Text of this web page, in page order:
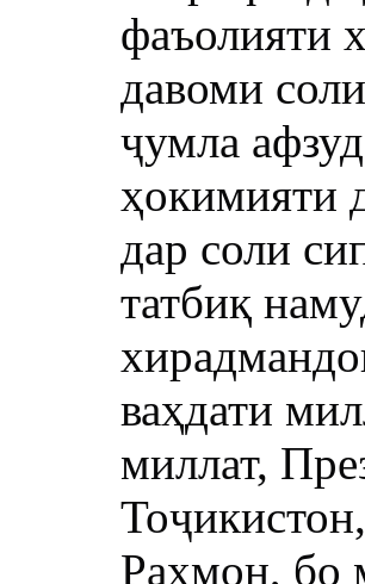
фаъолияти
давоми
ҷумла
ҳокимияти
дар соли
татбиқ
ваҳдати
миллат,
Раҳмон, бо